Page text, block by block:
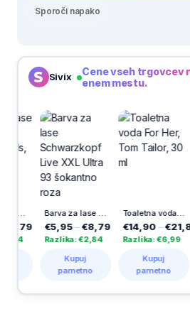
Sporoči napako
Sivix
Cene vseh trgovcev
enem mestu.
Barva za lase Schwarzkopf Live XXL Ultra 93 šokantno roza
€5,95 –€8,79
Razlika: €2,84
Kupuj
pametno
Toaletna voda For Her, Tom Tailor, 30 ml
€14,90 – €21,89
Razlika: €6,99
Kupuj
pametno